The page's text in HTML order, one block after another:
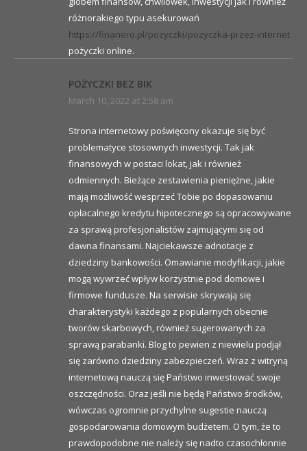
różnorakiego typu asekurowań
https://finanero.pl/pozyczki/pozyczka-przez-internet
pożyczki online.
POŻYCZKI BEZ BIK
March 10, 2022 at 2:58 am
Strona internetowy poświęcony okazuje się być
problematyce stosownych inwestycji. Tak jak
finansowych w postaci lokat, jak i również
odmiennych. Bieżące zestawienia pieniężne, jakie
mają możliwość wesprzeć Tobie po dopasowaniu
opłacalnego kredytu hipotecznego są opracowywane
za sprawą profesjonalistów zajmującymi się od
dawna finansami. Najciekawsze adnotacje z
dziedziny bankowości. Omawianie modyfikacji, jakie
mogą wywrzeć wpływ korzystnie pod domowe i
firmowe fundusze. Na serwisie skrywają się
charakterystyki każdego z popularnych obecnie
tworów skarbowych, również sugerowanych za
sprawą parabanki. Blog to pewien z niewielu podjął
się zarówno dziedziny zabezpieczeń. Wraz z witryną
internetową nauczą się Państwo inwestować swoje
oszczędności. Oraz jeśli nie będą Państwo środków,
wówczas ogromnie przychylne sugestie nauczą
gospodarowania domowym budżetem. O tym, że to
prawdopodobne nie należy się nadto czasochłonnie